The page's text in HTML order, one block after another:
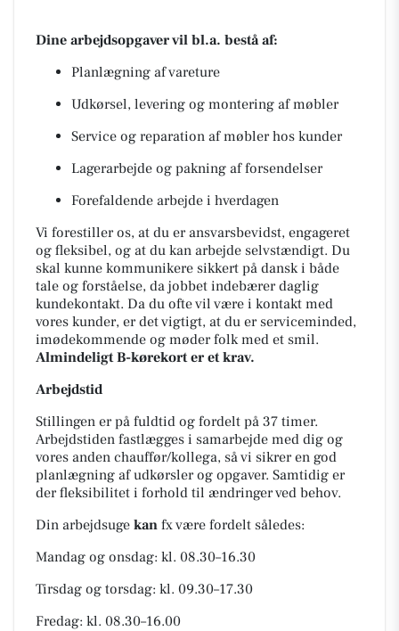
Dine arbejdsopgaver vil bl.a. bestå af:
Planlægning af vareture
Udkørsel, levering og montering af møbler
Service og reparation af møbler hos kunder
Lagerarbejde og pakning af forsendelser
Forefaldende arbejde i hverdagen
Vi forestiller os, at du er ansvarsbevidst, engageret
og fleksibel, og at du kan arbejde selvstændigt. Du
skal kunne kommunikere sikkert på dansk i både
tale og forståelse, da jobbet indebærer daglig
kundekontakt. Da du ofte vil være i kontakt med
vores kunder, er det vigtigt, at du er serviceminded,
imødekommende og møder folk med et smil.
Almindeligt B-kørekort er et krav.
Arbejdstid
Stillingen er på fuldtid og fordelt på 37 timer.
Arbejdstiden fastlægges i samarbejde med dig og
vores anden chauffør/kollega, så vi sikrer en god
planlægning af udkørsler og opgaver. Samtidig er
der fleksibilitet i forhold til ændringer ved behov.
Din arbejdsuge kan fx være fordelt således:
Mandag og onsdag: kl. 08.30–16.30
Tirsdag og torsdag: kl. 09.30–17.30
Fredag: kl. 08.30–16.00